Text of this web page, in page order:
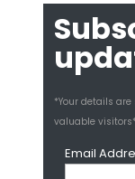
*Your details
valuable visitors*
Email